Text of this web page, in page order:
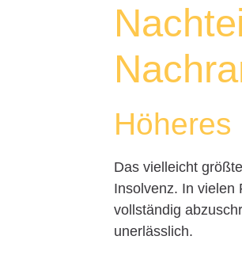
Höheres
Das vielleicht
Insolvenz. In vielen
vollständig
unerlässlich.